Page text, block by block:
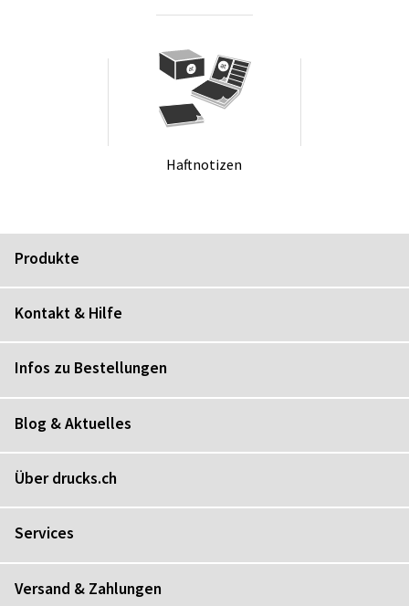
Haft­no­ti­zen
Produkte
Kontakt & Hilfe
Infos zu Bestellungen
Blog & Aktuelles
Über drucks.ch
Services
Versand & Zahlungen